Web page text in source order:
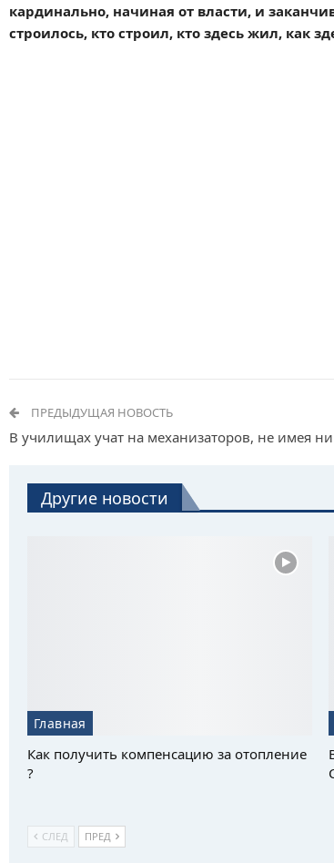
кардинально, начиная от власти, и
строилось, кто строил, кто здесь жил, как
ПРЕДЫДУЩАЯ НОВОСТЬ
В училищах учат на механизаторов, не имея
Другие новости
Главная
Как получить компенсацию за отопление
?
СЛЕД ПРЕД